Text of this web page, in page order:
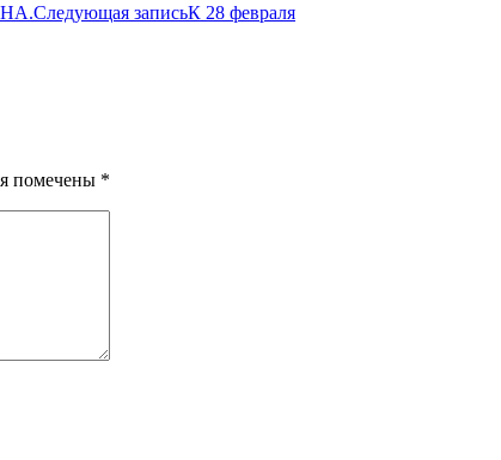
НА.Следующая записьК 28 февраля
помечены *